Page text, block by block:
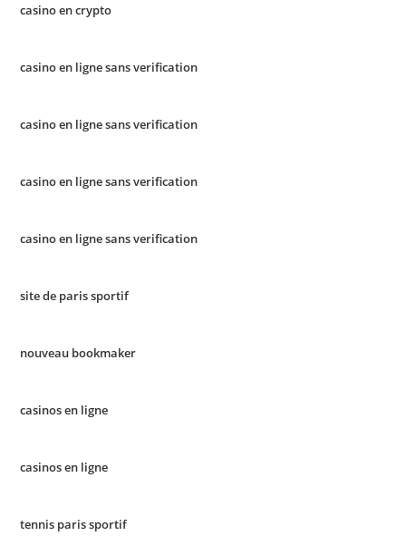
casino en crypto
casino en ligne sans verification
casino en ligne sans verification
casino en ligne sans verification
casino en ligne sans verification
site de paris sportif
nouveau bookmaker
casinos en ligne
casinos en ligne
tennis paris sportif